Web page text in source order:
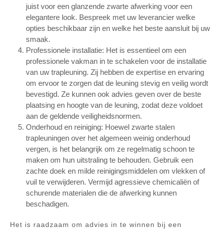
juist voor een glanzende zwarte afwerking voor een
elegantere look. Bespreek met uw leverancier welke
opties beschikbaar zijn en welke het beste aansluit bij uw
smaak.
Professionele installatie: Het is essentieel om een
professionele vakman in te schakelen voor de installatie
van uw trapleuning. Zij hebben de expertise en ervaring
om ervoor te zorgen dat de leuning stevig en veilig wordt
bevestigd. Ze kunnen ook advies geven over de beste
plaatsing en hoogte van de leuning, zodat deze voldoet
aan de geldende veiligheidsnormen.
Onderhoud en reiniging: Hoewel zwarte stalen
trapleuningen over het algemeen weinig onderhoud
vergen, is het belangrijk om ze regelmatig schoon te
maken om hun uitstraling te behouden. Gebruik een
zachte doek en milde reinigingsmiddelen om vlekken of
vuil te verwijderen. Vermijd agressieve chemicaliën of
schurende materialen die de afwerking kunnen
beschadigen.
Het is raadzaam om advies in te winnen bij een